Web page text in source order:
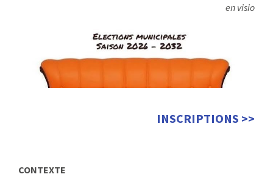
en visio
INSCRIPTIONS >>
CONTEXTE